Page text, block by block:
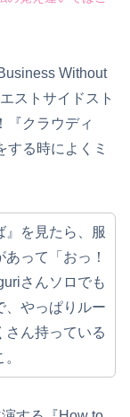
Without
ストサイドスト
『クラウディ
する時によくミ
』を見たら、服
って「おっ！
さんソロでも
、やっぱりルー
さん持っている